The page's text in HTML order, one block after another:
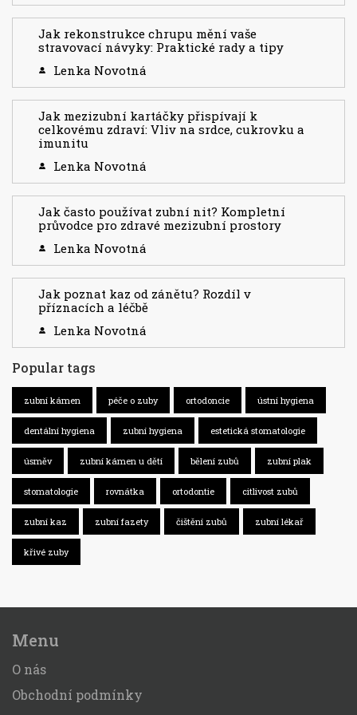
Jak rekonstrukce chrupu mění vaše
stravovací návyky: Praktické rady a tipy
Lenka Novotná
Jak mezizubní kartáčky přispívají k
celkovému zdraví: Vliv na srdce, cukrovku a
imunitu
Lenka Novotná
Jak často používat zubní nit? Kompletní
průvodce pro zdravé mezizubní prostory
Lenka Novotná
Jak poznat kaz od zánětu? Rozdíl v
příznacích a léčbě
Lenka Novotná
Popular tags
zubní kámen péče o zuby ortodoncie ústní hygiena
dentální hygiena zubní hygiena estetická stomatologie
úsměv zubní kámen u dětí bělení zubů zubní plak
stomatologie rovnátka ortodontie citlivost zubů
zubní kaz zubní fazety čištění zubů zubní lékař
křivé zuby
Menu
O nás
Obchodní podmínky